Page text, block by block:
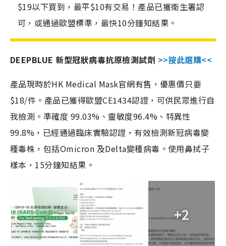
$19以下買到，最平$10有交易！產品已獲衛生署認
可，或通過歐盟標準，最快10分鐘知結果。
DEEPBLUE 新型冠狀病毒抗原檢測試劑 >>按此選購<<
產品現時於HK Medical Mask官網有售，優惠價只要
$18/件。產品已獲得歐盟CE1434認證，可供民眾進行自
我檢測。準確度 99.03%、靈敏度96.4%、特異性
99.8%，已經通過臨床實驗認證，有效檢測新冠病毒變
種毒株，包括Omicron 及Delta變種病毒。使用鼻拭子
樣本，15分鐘知結果。
+2